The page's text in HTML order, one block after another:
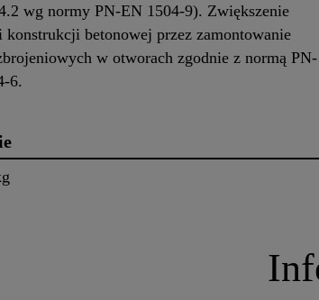
wg normy PN‐EN 1504‐9). Zwiększenie
konstrukcji betonowej przez zamontowanie
w otworach zgodnie z normą PN-
6.